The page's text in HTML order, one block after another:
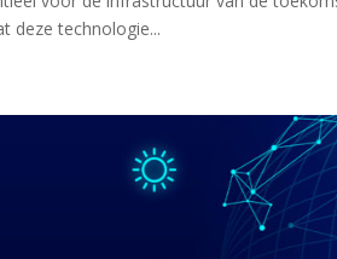
deze technologie...